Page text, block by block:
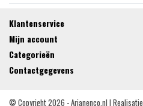
Klantenservice
Mijn account
Categorieën
Contactgegevens
© Copyright 2026 - Arjanenco.nl | Realisatie